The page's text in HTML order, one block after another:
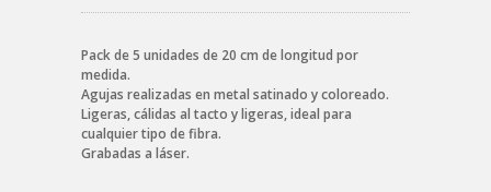
Pack de 5 unidades de 20 cm de longitud por
medida.
Agujas realizadas en metal satinado y coloreado.
Ligeras, cálidas al tacto y ligeras, ideal para
cualquier tipo de fibra.
Grabadas a láser.